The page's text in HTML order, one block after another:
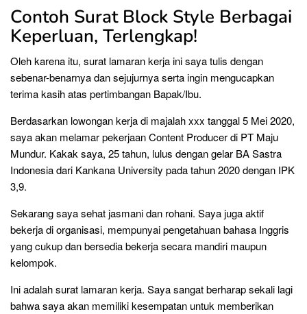
Contoh Surat Block Style Berbagai
Keperluan, Terlengkap!
Oleh karena itu, surat lamaran kerja ini saya tulis dengan
sebenar-benarnya dan sejujurnya serta ingin mengucapkan
terima kasih atas pertimbangan Bapak/Ibu.
Berdasarkan lowongan kerja di majalah xxx tanggal 5 Mei 2020,
saya akan melamar pekerjaan Content Producer di PT Maju
Mundur. Kakak saya, 25 tahun, lulus dengan gelar BA Sastra
Indonesia dari Kankana University pada tahun 2020 dengan IPK
3,9.
Sekarang saya sehat jasmani dan rohani. Saya juga aktif
bekerja di organisasi, mempunyai pengetahuan bahasa Inggris
yang cukup dan bersedia bekerja secara mandiri maupun
kelompok.
Ini adalah surat lamaran kerja. Saya sangat berharap sekali lagi
bahwa saya akan memiliki kesempatan untuk memberikan